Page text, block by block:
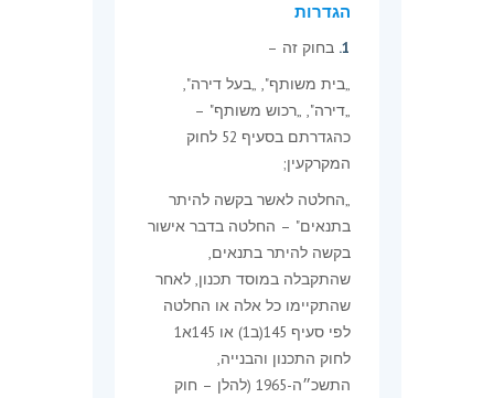
הגדרות
1. בחוק זה –
„בית משותף", „בעל דירה",
„דירה", „רכוש משותף" –
כהגדרתם בסעיף 52 לחוק
המקרקעין;
„החלטה לאשר בקשה להיתר
בתנאים" – החלטה בדבר אישור
בקשה להיתר בתנאים,
שהתקבלה במוסד תכנון, לאחר
שהתקיימו כל אלה או החלטה
לפי סעיף 145(ב1) או 145א1
לחוק התכנון והבנייה,
התשכ״ה-1965 (להלן – חוק